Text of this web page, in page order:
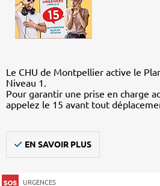
Le CHU de Montpellier active le
Niveau 1.
Pour garantir une prise en charge
appelez le 15 avant tout
EN SAVOIR PLUS
URGENCES